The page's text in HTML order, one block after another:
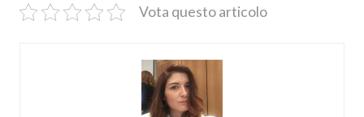
Vota questo articolo